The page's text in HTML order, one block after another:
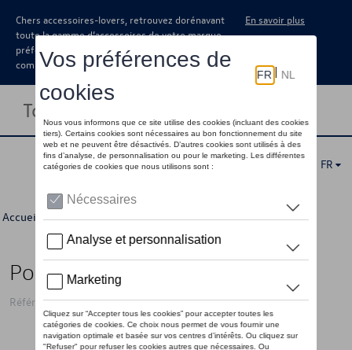
Chers accessoires-lovers, retrouvez dorénavant
toute la gamme d’accessoires de votre marque
préférée sous forme de catalogue à
commander auprès de votre concessionaire.
En savoir plus
Toggle navigation
FR
Accueil >Pour vous >Divers >Boites spéciales > Détail
Porte-clés VW ID.4, argent
Référence: 000087010CBYPN